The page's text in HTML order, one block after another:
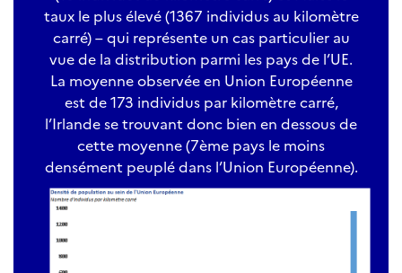
taux le plus élevé (1367 individus au kilomètre
carré) – qui représente un cas particulier au
vue de la distribution parmi les pays de l’UE.
La moyenne observée en Union Européenne
est de 173 individus par kilomètre carré,
l’Irlande se trouvant donc bien en dessous de
cette moyenne (7ème pays le moins
densément peuplé dans l’Union Européenne).